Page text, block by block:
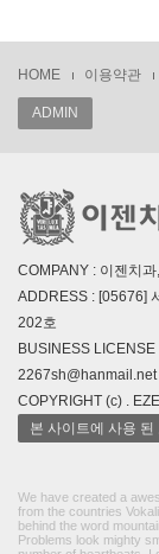
HOME 이용약관
ADMIN
COMPANY : 이젠치
ADDRESS : [05676]
202호
BUSINESS
2267sh@hanmail.net
COPYRIGHT (c) .
본 사이트에 사용
We have created a
from the countries
behind the word
Problems look mighty